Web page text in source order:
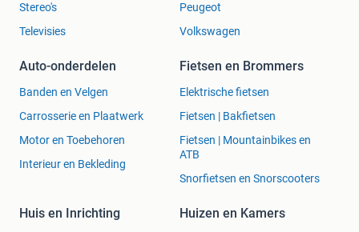
Stereo's
Televisies
Peugeot
Volkswagen
Auto-onderdelen
Banden en Velgen
Carrosserie en Plaatwerk
Motor en Toebehoren
Interieur en Bekleding
Fietsen en Brommers
Elektrische fietsen
Fietsen | Bakfietsen
Fietsen | Mountainbikes en
ATB
Snorfietsen en Snorscooters
Huis en Inrichting Huizen en Kamers